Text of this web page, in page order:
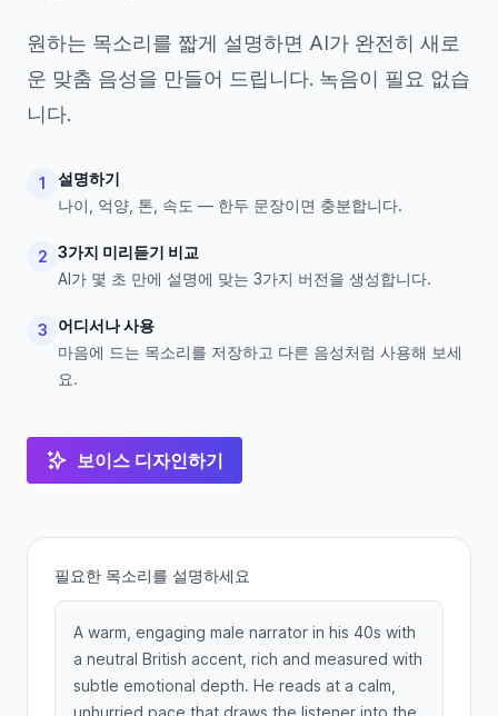
원하는 목소리를 짧게 설명하면 AI가 완전히 새로
운 맞춤 음성을 만들어 드립니다. 녹음이 필요 없습
니다.
1
설명하기
나이, 억양, 톤, 속도 — 한두 문장이면 충분합니다.
2 3가지 미리듣기 비교
AI가 몇 초 만에 설명에 맞는 3가지 버전을 생성합니다.
3
어디서나 사용
마음에 드는 목소리를 저장하고 다른 음성처럼 사용해 보세
요.
보이스 디자인하기
필요한 목소리를 설명하세요
A warm, engaging male narrator in his 40s with
a neutral British accent, rich and measured with
subtle emotional depth. He reads at a calm,
unhurried pace that draws the listener into the